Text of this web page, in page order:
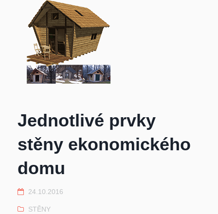
Jednotlivé prvky
stěny ekonomického
domu
24.10.2016
STĚNY